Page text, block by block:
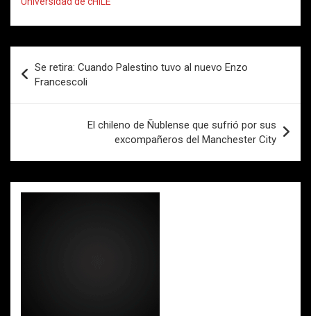
o
o
k
A
p
p
ar
tir
de
entradas
Se retira: Cuando Palestino tuvo al nuevo Enzo
Francescoli
El chileno de Ñublense que sufrió por sus
excompañeros del Manchester City